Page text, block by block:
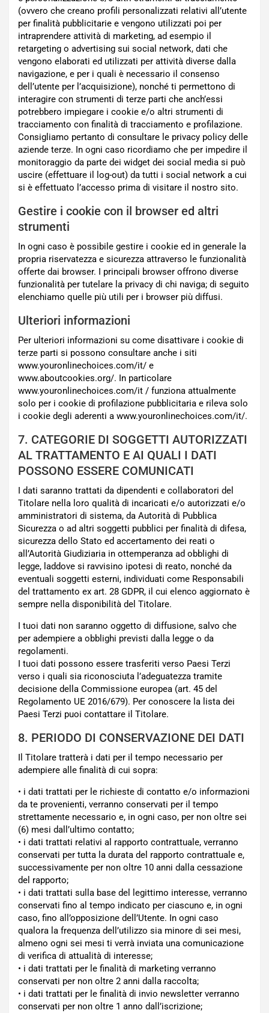
(ovvero che creano profili personalizzati relativi all’utente
per finalità pubblicitarie e vengono utilizzati poi per
intraprendere attività di marketing, ad esempio il
retargeting o advertising sui social network, dati che
vengono elaborati ed utilizzati per attività diverse dalla
navigazione, e per i quali è necessario il consenso
dell’utente per l’acquisizione), nonché ti permettono di
interagire con strumenti di terze parti che anch’essi
potrebbero impiegare i cookie e/o altri strumenti di
tracciamento con finalità di tracciamento e profilazione.
Consigliamo pertanto di consultare le privacy policy delle
aziende terze. In ogni caso ricordiamo che per impedire il
monitoraggio da parte dei widget dei social media si può
uscire (effettuare il log-out) da tutti i social network a cui
si è effettuato l’accesso prima di visitare il nostro sito.
Gestire i cookie con il browser ed altri
strumenti
In ogni caso è possibile gestire i cookie ed in generale la
propria riservatezza e sicurezza attraverso le funzionalità
offerte dai browser. I principali browser offrono diverse
funzionalità per tutelare la privacy di chi naviga; di seguito
elenchiamo quelle più utili per i browser più diffusi.
Ulteriori informazioni
Per ulteriori informazioni su come disattivare i cookie di
terze parti si possono consultare anche i siti
www.youronlinechoices.com/it/ e
www.aboutcookies.org/. In particolare
www.youronlinechoices.com/it / funziona attualmente
solo per i cookie di profilazione pubblicitaria e rileva solo
i cookie degli aderenti a www.youronlinechoices.com/it/.
7. CATEGORIE DI SOGGETTI AUTORIZZATI
AL TRATTAMENTO E AI QUALI I DATI
POSSONO ESSERE COMUNICATI
I dati saranno trattati da dipendenti e collaboratori del
Titolare nella loro qualità di incaricati e/o autorizzati e/o
amministratori di sistema, da Autorità di Pubblica
Sicurezza o ad altri soggetti pubblici per finalità di difesa,
sicurezza dello Stato ed accertamento dei reati o
all’Autorità Giudiziaria in ottemperanza ad obblighi di
legge, laddove si ravvisino ipotesi di reato, nonché da
eventuali soggetti esterni, individuati come Responsabili
del trattamento ex art. 28 GDPR, il cui elenco aggiornato è
sempre nella disponibilità del Titolare.
I tuoi dati non saranno oggetto di diffusione, salvo che
per adempiere a obblighi previsti dalla legge o da
regolamenti.
I tuoi dati possono essere trasferiti verso Paesi Terzi
verso i quali sia riconosciuta l’adeguatezza tramite
decisione della Commissione europea (art. 45 del
Regolamento UE 2016/679). Per conoscere la lista dei
Paesi Terzi puoi contattare il Titolare.
8. PERIODO DI CONSERVAZIONE DEI DATI
Il Titolare tratterà i dati per il tempo necessario per
adempiere alle finalità di cui sopra:
• i dati trattati per le richieste di contatto e/o informazioni
da te provenienti, verranno conservati per il tempo
strettamente necessario e, in ogni caso, per non oltre sei
(6) mesi dall’ultimo contatto;
• i dati trattati relativi al rapporto contrattuale, verranno
conservati per tutta la durata del rapporto contrattuale e,
successivamente per non oltre 10 anni dalla cessazione
del rapporto;
• i dati trattati sulla base del legittimo interesse, verranno
conservati fino al tempo indicato per ciascuno e, in ogni
caso, fino all’opposizione dell’Utente. In ogni caso
qualora la frequenza dell’utilizzo sia minore di sei mesi,
almeno ogni sei mesi ti verrà inviata una comunicazione
di verifica di attualità di interesse;
• i dati trattati per le finalità di marketing verranno
conservati per non oltre 2 anni dalla raccolta;
• i dati trattati per le finalità di invio newsletter verranno
conservati per non oltre 1 anno dall’iscrizione;